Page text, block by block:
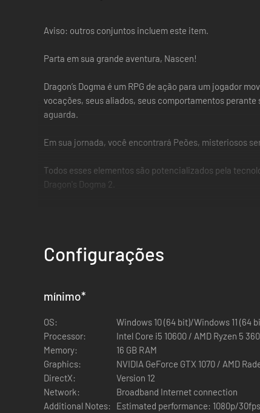
Aviso: outros conjuntos incluem este item.
Parta em sua grande aventura, Nascen!
Dragon’s Dogma é um RPG de ação para um jogador
vocações, seus aliados, seus comportamentos
aguarda.
Em sua jornada, você encontrará Peões, misteriosos
Todos esses elementos são potencializados pela
Dragon's Dogma 2.
Empunhe espadas, arcos e lance magias.
As vocações em Dragon's Dogma 2 possibilitam que
Configurações
mínimo*
OS:
Windows 10 (64 bit)/Windows 11 (64
Processor:
Intel Core i5 10600 / AMD Ryzen 5
Memory:
16 GB RAM
Graphics:
NVIDIA GeForce GTX 1070 / AMD
DirectX:
Version 12
Network:
Broadband Internet connection
Additional Notes:
Estimated performance: 1080p/